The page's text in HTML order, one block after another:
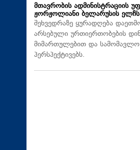
მთავრობის ადმინისტრაციის
ჟორჟოლიანი ბელარუსის ელჩს
შეხვედრაზე ყურადღება
არსებული ურთიერთობების
მიმართულებით და
პერსპექტივებს.